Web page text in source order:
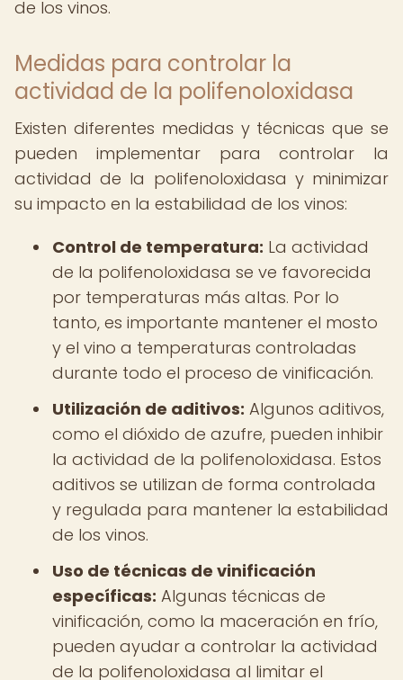
de los vinos.
Medidas para controlar la
actividad de la polifenoloxidasa
Existen diferentes medidas y técnicas que se
pueden implementar para controlar la
actividad de la polifenoloxidasa y minimizar
su impacto en la estabilidad de los vinos:
Control de temperatura: La actividad
de la polifenoloxidasa se ve favorecida
por temperaturas más altas. Por lo
tanto, es importante mantener el mosto
y el vino a temperaturas controladas
durante todo el proceso de vinificación.
Utilización de aditivos: Algunos aditivos,
como el dióxido de azufre, pueden inhibir
la actividad de la polifenoloxidasa. Estos
aditivos se utilizan de forma controlada
y regulada para mantener la estabilidad
de los vinos.
Uso de técnicas de vinificación
específicas: Algunas técnicas de
vinificación, como la maceración en frío,
pueden ayudar a controlar la actividad
de la polifenoloxidasa al limitar el